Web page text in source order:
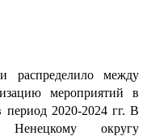
распределило между
мероприятий в
период 2020-2024 гг. В
округу